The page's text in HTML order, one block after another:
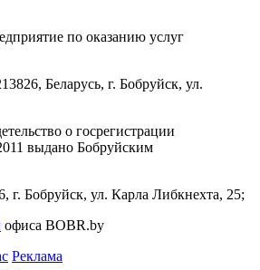
по оказанию услуг
Беларусь, г. Бобруйск, ул.
о госрегистрации
выдано Бобруйским
г. Бобруйск, ул. Карла Либкнехта, 25;
офиса BOBR.by
Реклама